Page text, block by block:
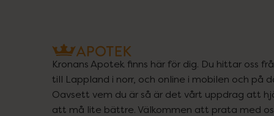
Kronans Apotek finns här för dig. Du hittar oss
till Lappland i norr, och online i mobilen och på
Oavsett vem du är så är det vårt uppdrag att
att må lite bättre. Välkommen att prata med